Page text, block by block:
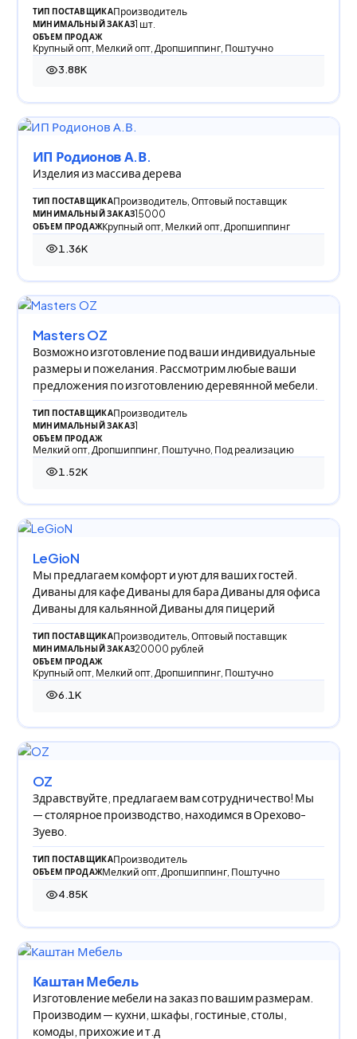
ТИП ПОСТАВЩИКАПроизводитель
МИНИМАЛЬНЫЙ ЗАКАЗ1 шт.
ОБЪЕМ ПРОДАЖ
Крупный опт, Мелкий опт, Дропшиппинг, Поштучно
3.88K
3 877 просмотров
ИП Родионов А.В.
Изделия из массива дерева
ТИП ПОСТАВЩИКАПроизводитель, Оптовый поставщик
МИНИМАЛЬНЫЙ ЗАКАЗ15000
ОБЪЕМ ПРОДАЖКрупный опт, Мелкий опт, Дропшиппинг
1.36K
1 360 просмотров
Masters OZ
Возможно изготовление под ваши индивидуальные
размеры и пожелания. Рассмотрим любые ваши
предложения по изготовлению деревянной мебели.
ТИП ПОСТАВЩИКАПроизводитель
МИНИМАЛЬНЫЙ ЗАКАЗ1
ОБЪЕМ ПРОДАЖ
Мелкий опт, Дропшиппинг, Поштучно, Под реализацию
1.52K
1 521 просмотр
LeGioN
Мы предлагаем комфорт и уют для ваших гостей.
Диваны для кафе Диваны для бара Диваны для офиса
Диваны для кальянной Диваны для пицерий
ТИП ПОСТАВЩИКАПроизводитель, Оптовый поставщик
МИНИМАЛЬНЫЙ ЗАКАЗ20000 рублей
ОБЪЕМ ПРОДАЖ
Крупный опт, Мелкий опт, Дропшиппинг, Поштучно
6.1K
6 101 просмотр
OZ
Здравствуйте, предлагаем вам сотрудничество! Мы
— столярное производство, находимся в Орехово-
Зуево.
ТИП ПОСТАВЩИКАПроизводитель
ОБЪЕМ ПРОДАЖМелкий опт, Дропшиппинг, Поштучно
4.85K
4 847 просмотров
Каштан Мебель
Изготовление мебели на заказ по вашим размерам.
Производим — кухни, шкафы, гостиные, столы,
комоды, прихожие и т.д